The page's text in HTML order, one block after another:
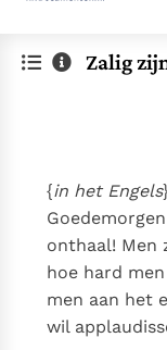
Documenten
Denzinger
Nieuwste
5. Het gebed van
In Christus wordt
Zalig
{in het Engels
onthaal! Men
hoe hard
men aan het
wil